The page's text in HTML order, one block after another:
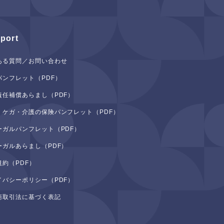
る質問／お問い合わせ
ンフレット（PDF）
任補償あらまし（PDF）
ケガ・介護の保険パンフレット（PDF）
ガルパンフレット（PDF）
ガルあらまし（PDF）
（PDF）
バシーポリシー（PDF）
取引法に基づく表記